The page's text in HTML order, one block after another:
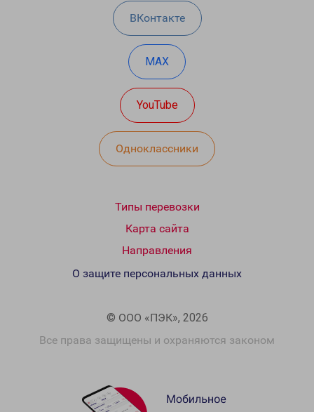
ВКонтакте
MAX
YouTube
Одноклассники
Типы перевозки
Карта сайта
Направления
© ООО «ПЭК», 2026
Все права защищены и охраняются законом
О защите персональных данных